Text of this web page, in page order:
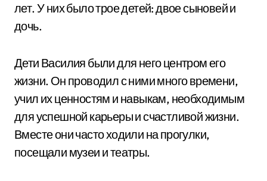
лет. У них было трое детей: двое сыновей и
дочь.
Дети Василия были для него центром его
жизни. Он проводил с ними много времени,
учил их ценностям и навыкам, необходимым
для успешной карьеры и счастливой жизни.
Вместе они часто ходили на прогулки,
посещали музеи и театры.